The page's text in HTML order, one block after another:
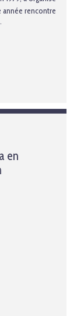
année rencontre
en